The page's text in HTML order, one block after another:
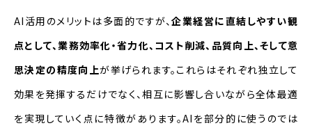
AI活用のメリットは多面的ですが、企業経営に直結しやすい観
点として、業務効率化・省力化、コスト削減、品質向上、そして意
思決定の精度向上が挙げられます。これらはそれぞれ独立して
効果を発揮するだけでなく、相互に影響し合いながら全体最適
を実現していく点に特徴があります。AIを部分的に使うのでは